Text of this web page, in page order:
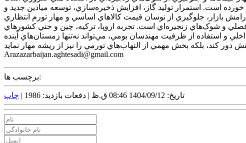
است. استمرار توليد گاز، افزايش ذخيره‌سازي، توسعه ميادين جديد و
فصلي و شوک‌هاي زنجيره‌اي است. تجربه اروپا، ترکيه، چين و حتي کشورهاي
و استفاده از ظرفيت مهندسان بومي، مي‌تواند نه‌تنها زمستان‌هاي آينده
Arazazarbaijan.aghtesadi@gmail.com
برچسب ها:
تاریخ: 1404/09/12 08:46 ق.ظ | دفعات بازدید: 1986 | چاپ